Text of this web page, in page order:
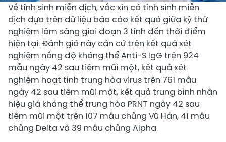
Về tính sinh miễn dịch,vắc xin có tính sinh miễn
dịch dựa trên dữ liệu báo cáo kết quả giữa kỳ thử
nghiệm lâm sàng giai đoạn 3 tính đến thời điểm
hiện tại. Đánh giá này căn cứ trên kết quả xét
nghiệm nồng độ kháng thể Anti-S IgG trên 924
mẫu ngày 42 sau tiêm mũi một, kết quả xét
nghiệm hoạt tính trung hòa virus trên 761 mẫu
ngày 42 sau tiêm mũi một, kết quả trung bình nhân
hiệu giá kháng thể trung hòa PRNT ngày 42 sau
tiêm mũi một trên 107 mẫu chủng Vũ Hán, 41 mẫu
chủng Delta và 39 mẫu chủng Alpha.